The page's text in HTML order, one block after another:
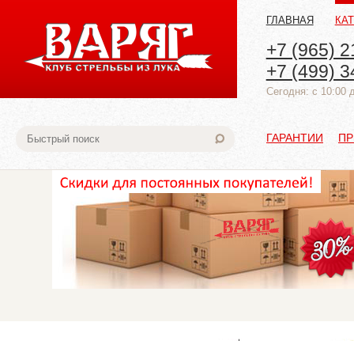
ГЛАВНАЯ
+7 (965)
+7 (499)
Cегодня: с 10:00
ГАРАНТИИ